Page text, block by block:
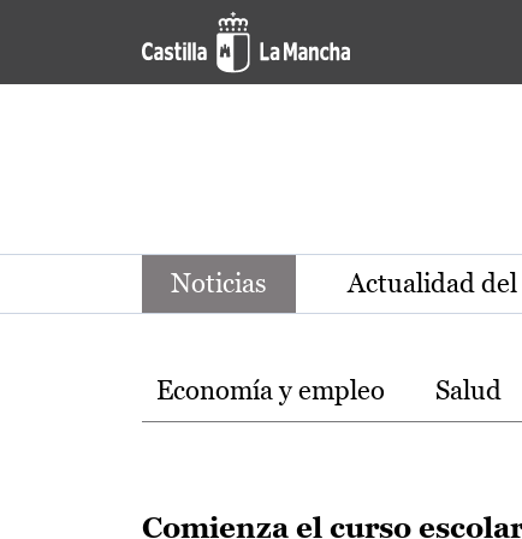
Pasar al contenido principal
Noticias de la región de
Noticias Actualidad
Temas
Economía y empleo Salud
Comienza el curso